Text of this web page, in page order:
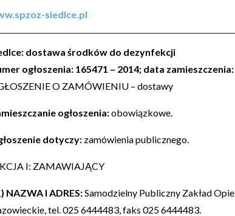
siedlce.pl
dostawa środków do dezynfekcji
ogłoszenia: 165471 – 2014; data
O ZAMÓWIENIU – dostawy
ogłoszenia:obowiązkowe.
dotyczy: zamówienia publicznego.
I: ZAMAWIAJĄCY
NAZWA I ADRES:Samodzielny Publiczny Zakład
tel. 025 6444483, faks 025 6444483.